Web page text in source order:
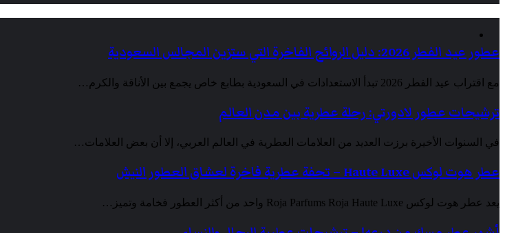
عطور عيد الفطر 2026: دليل الروائح الفاخرة التي ستزين المجالس السعودية
مع اقتراب عيد الفطر 2026 تبدأ الاستعدادات في السعودية بطابع خاص يجمع بين الأناقة والكرم…
ترشيحات عطور لادورتي: رحلة عطرية بين مدن العالم
في السنوات الأخيرة برزت العديد من العلامات العطرية في العالم العربي، إلا أن بعض العلامات…
عطر هوت لوكس Haute Luxe – تحفة عطرية فاخرة لعشاق العطور النيش
يعد عطر هوت لوكس Roja Parfums Roja Haute Luxe واحد من أكثر العطور فخامة وتميز…